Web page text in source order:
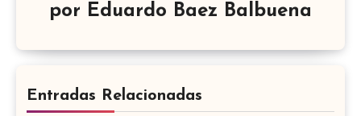
por Eduardo Baez Balbuena
Entradas Relacionadas